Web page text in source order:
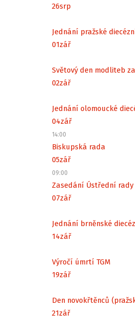
26srp
Jednání pražské
01zář
Světový den modliteb
02zář
Jednání olomoucké
04zář
14:00
Biskupská rada
05zář
09:00
Zasedání Ústřední rady
07zář
Jednání brněnské
14zář
Výročí úmrtí TGM
19zář
Den novokřtěnců
21zář